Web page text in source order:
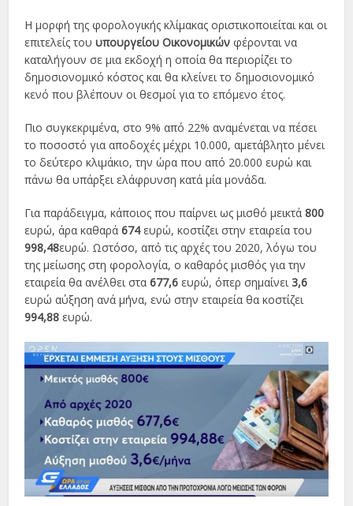
Η µορφή της φορολογικής κλίµακας οριστικοποιείται και οι
επιτελείς του υπουργείου Οικονοµικών φέρονται να
καταλήγουν σε µια εκδοχή η οποία θα περιορίζει το
δηµοσιονοµικό κόστος και θα κλείνει το δηµοσιονοµικό
κενό που βλέπουν οι θεσµοί για το επόµενο έτος.
Πιο συγκεκριμένα, στο 9% από 22% αναµένεται να πέσει
το ποσοστό για αποδοχές µέχρι 10.000, αµετάβλητο µένει
το δεύτερο κλιµάκιο, την ώρα που από 20.000 ευρώ και
πάνω θα υπάρξει ελάφρυνση κατά µία µονάδα.
Για παράδειγμα, κάποιος που παίρνει ως μισθό μεικτά 800
ευρώ, άρα καθαρά674ευρώ, κοστίζει στην εταιρεία του
998,48ευρώ. Ωστόσο, από τις αρχές του 2020, λόγω του
της μείωσης στη φορολογία, ο καθαρός μισθός για την
εταιρεία θα ανέλθει στα677,6ευρώ, όπερ σημαίνει3,6
ευρώ αύξηση ανά μήνα, ενώ στην εταιρεία θα κοστίζει
994,88ευρώ.